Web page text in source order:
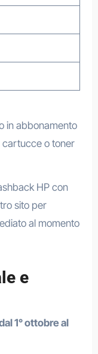
in abbonamento
o toner
HP con
sito per
al momento
e
1° ottobre al